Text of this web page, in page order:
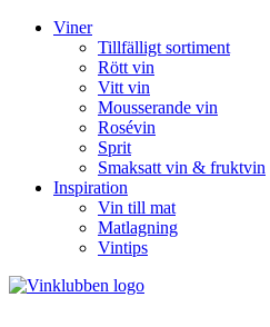
Viner
Tillfälligt sortiment
Rött vin
Vitt vin
Mousserande vin
Rosévin
Sprit
Smaksatt vin & fruktvin
Inspiration
Vin till mat
Matlagning
Vintips